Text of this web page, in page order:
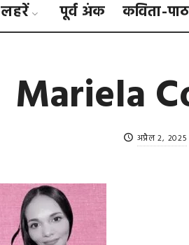
लहरें पूर्व अंक कविता-पाठ
Mariela
अप्रैल 2, 2025